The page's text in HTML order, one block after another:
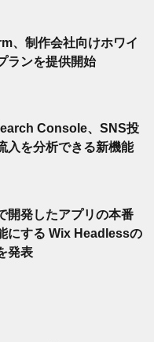
、制作会社向けホワイ
ランを提供開始
Console、SNS投
入を分析できる新機能
開発したアプリの本番
にする Wix Headlessの
発表